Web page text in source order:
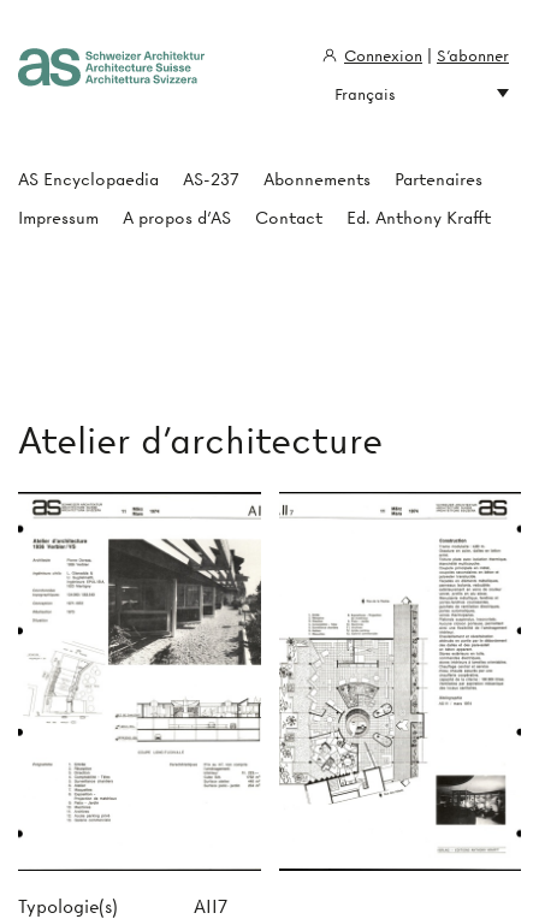
Atelier d'architecture
Typologie(s)
AII7
AS Encyclopaedia AS-237 Abonnements
Partenaires
Impressum
A propos d'AS Contact Ed. Anthony Krafft
Connexion
S'abonner
Français